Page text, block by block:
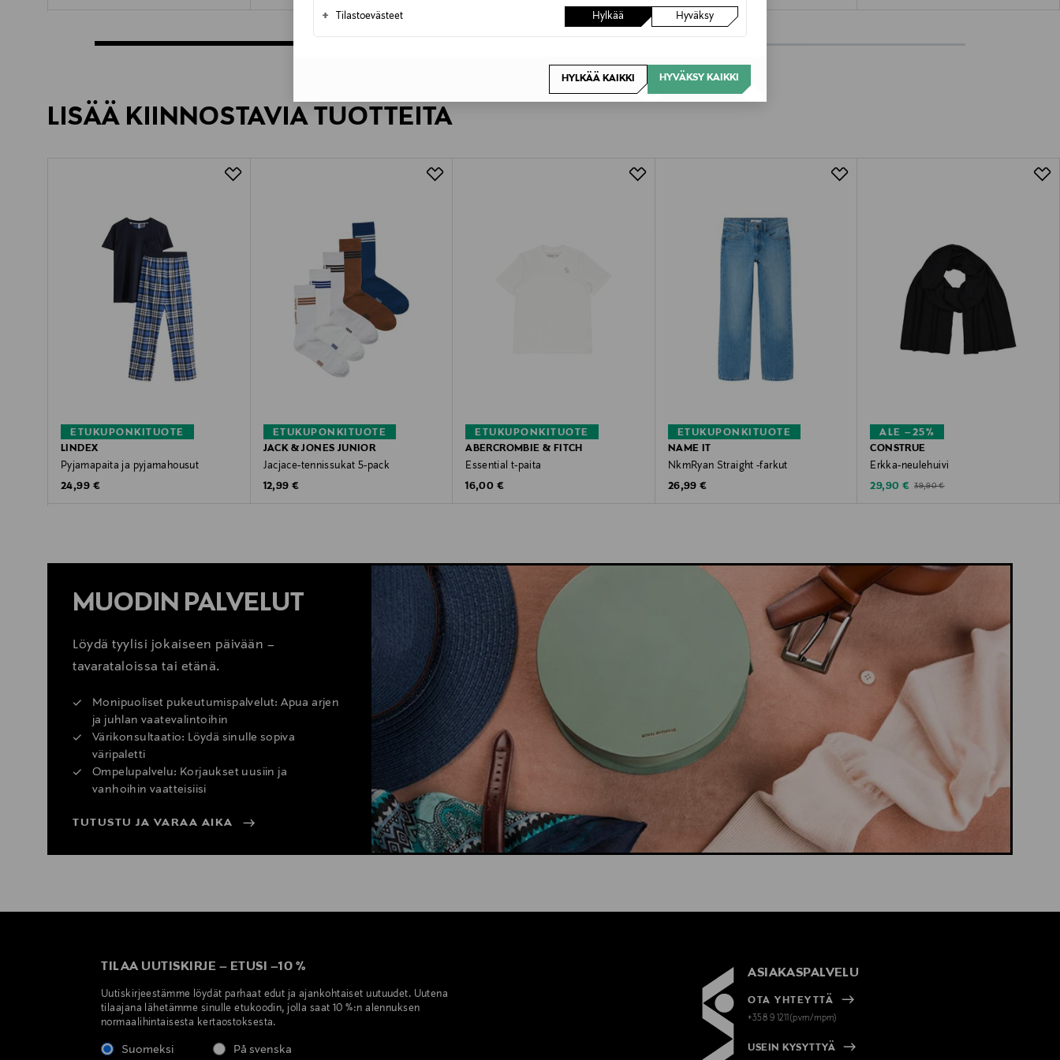
+ Tilastoevästeet Hylkää Hyväksy
HYLKÄÄ KAIKKI HYVÄKSY KAIKKI
LISÄÄ KIINNOSTAVIA TUOTTEITA
ETUKUPONKITUOTE
LINDEX
Pyjamapaita ja pyjamahousut
Original Price
24,99 €
ETUKUPONKITUOTE
JACK & JONES JUNIOR
Jacjace-tennissukat 5-pack
Original Price
12,99 €
ETUKUPONKITUOTE
ABERCROMBIE & FITCH
Essential t-paita
Original Price
16,00 €
ETUKUPONKITUOTE
NAME IT
NkmRyan Straight -farkut
Original Price
26,99 €
ALE –25%
CONSTRUE
Erkka-neulehuivi
Discounted Price
29,90 € Original Price
39,90 €
MUODIN PALVELUT
Löydä tyylisi jokaiseen päivään –
tavarataloissa tai etänä.
Monipuoliset pukeutumispalvelut: Apua arjen
ja juhlan vaatevalintoihin
Värikonsultaatio: Löydä sinulle sopiva
väripaletti
Ompelupalvelu: Korjaukset uusiin ja
vanhoihin vaatteisiisi
TUTUSTU JA VARAA AIKA
TILAA UUTISKIRJE – ETUSI –10 %
Uutiskirjeestämme löydät parhaat edut ja ajankohtaiset uutuudet. Uutena
tilaajana lähetämme sinulle etukoodin, jolla saat 10 %:n alennuksen
normaalihintaisesta kertaostoksesta.
Suomeksi På svenska
ASIAKASPALVELU
OTA YHTEYTTÄ
+358 9 1211(pvm/mpm)
USEIN KYSYTTYÄ